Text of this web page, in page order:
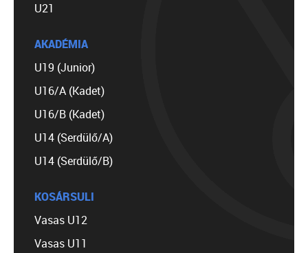
U21
AKADÉMIA
U19 (Junior)
U16/A (Kadet)
U16/B (Kadet)
U14 (Serdülő/A)
U14 (Serdülő/B)
KOSÁRSULI
Vasas U12
Vasas U11